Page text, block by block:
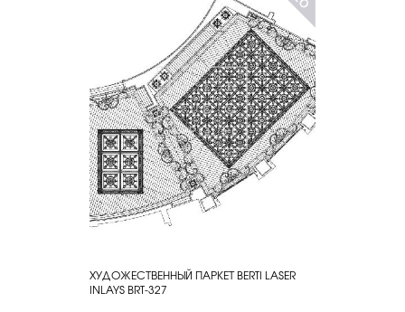
КУПИТЬ
ХУДОЖЕСТВЕННЫЙ ПАРКЕТ BERTI LASER
INLAYS BRT-327